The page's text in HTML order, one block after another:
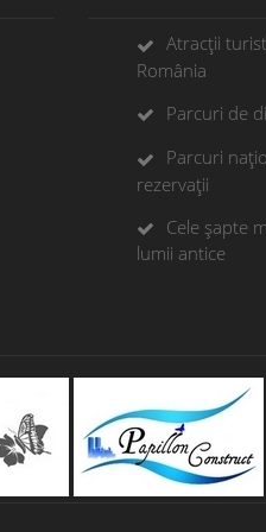
Atracții
România
Parcuri de
Parcuri
rezervații
Cele șapte
lumii antice